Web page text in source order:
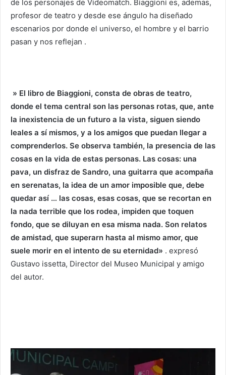
de los personajes de Videomatch. Biaggioni es, ademas,
profesor de teatro y desde ese ángulo ha diseñado
escenarios por donde el universo, el hombre y el barrio
pasan y nos reflejan .
» El libro de Biaggioni, consta de obras de teatro,
donde el tema central son las personas rotas, que, ante
la inexistencia de un futuro a la vista, siguen siendo
leales a sí mismos, y a los amigos que puedan llegar a
comprenderlos. Se observa también, la presencia de las
cosas en la vida de estas personas. Las cosas: una
pava, un disfraz de Sandro, una guitarra que acompaña
en serenatas, la idea de un amor imposible que, debe
quedar así … las cosas, esas cosas, que se recortan en
la nada terrible que los rodea, impiden que toquen
fondo, que se diluyan en esa misma nada. Son relatos
de amistad, que superarn hasta al mismo amor, que
suele morir en el intento de su eternidad» . expresó
Gustavo issetta, Director del Museo Municipal y amigo
del autor.